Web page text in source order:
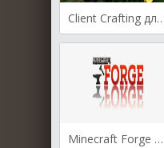
Client Crafting для Майнкрафт [1.20.1, 1.20, 1.19.4]
Minecraft Forge для Майнкрафт [1.13.2, 1.12.2, 1.12, 1.11.2]